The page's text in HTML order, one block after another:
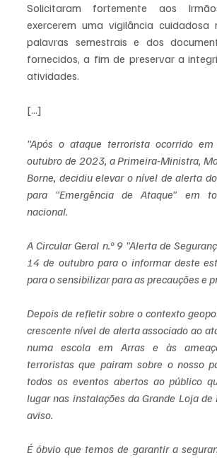
Solicitaram fortemente aos
exercerem uma vigilância
palavras semestrais e dos
fornecidos, a fim de preservar a
atividades.
[...]
"Após o ataque terrorista ocorrido
outubro de 2023, a Primeira-Ministra,
Borne, decidiu elevar o nível de alerta
para "Emergência de Ataque" em
nacional.
A Circular Geral n.º 9 "Alerta de
14 de outubro para o informar deste
para o sensibilizar para as precauções e
Depois de refletir sobre o contexto
crescente nível de alerta associado ao
numa escola em Arras e às
terroristas que pairam sobre o nosso
todos os eventos abertos ao público
lugar nas instalações da Grande Loja de
aviso.
É óbvio que temos de garantir a